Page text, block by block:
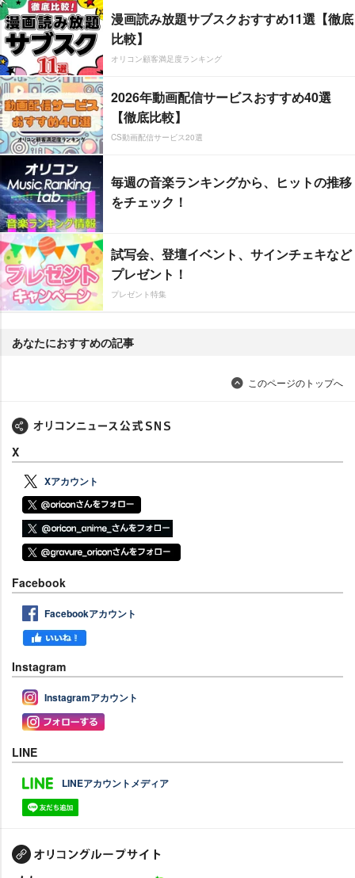
漫画読み放題サブスクおすすめ11選【徹底
比較】
オリコン顧客満足度ランキング
2026年動画配信サービスおすすめ40選
【徹底比較】
CS動画配信サービス20選
毎週の音楽ランキングから、ヒットの推移
をチェック！
試写会、登壇イベント、サインチェキなど
プレゼント！
プレゼント特集
あなたにおすすめの記事
このページのトップへ
X
Xアカウント
Facebook
Facebookアカウント
Instagram
Instagramアカウント
LINE
LINEアカウントメディア